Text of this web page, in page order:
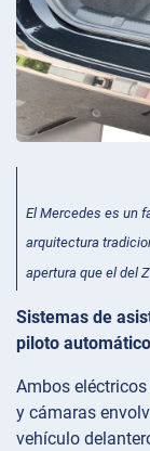
El Mercedes es un
arquitectura
apertura que el del
Sistemas de
piloto automático
Ambos
y cámaras
vehículo